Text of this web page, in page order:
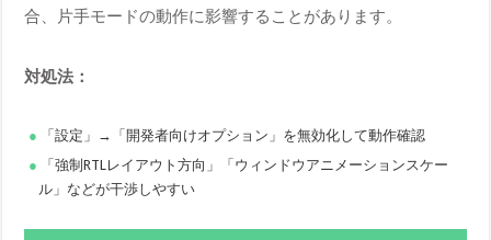
合、片手モードの動作に影響することがあります。
対処法：
「設定」→「開発者向けオプション」を無効化して動作確認
「強制RTLレイアウト方向」「ウィンドウアニメーションスケー
ル」などが干渉しやすい